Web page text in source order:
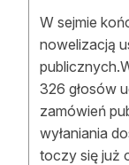
W sejmie
nowelizacją
326 głosów
zamówień
wyłaniania
toczy się już